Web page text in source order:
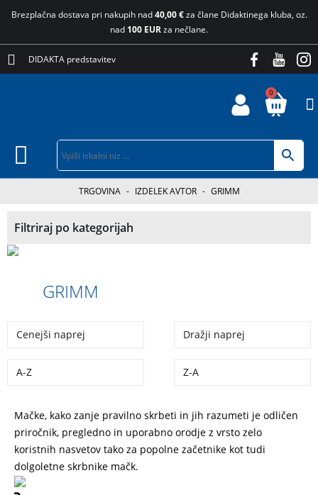
Brezplačna dostava pri nakupih nad40,00 €za člane Didaktinega kluba, oz.
nad 100 EURza nečlane.
DIDAKTA predstavitev
0
TRGOVINA - IZDELEK AVTOR - GRIMM
Filtriraj po kategorijah
GRIMM
Cenejši naprej Dražji naprej
A-Z Z-A
Mačke, kako zanje pravilno skrbeti in jih razumeti je odličen
priročnik, pregledno in uporabno orodje z vrsto zelo
koristnih nasvetov tako za popolne začetnike kot tudi
dolgoletne skrbnike mačk.